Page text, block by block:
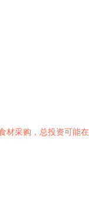
采购，总投资可能在